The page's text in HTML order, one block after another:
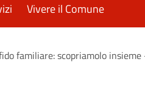
Vivere il Comune
familiare: scopriamolo